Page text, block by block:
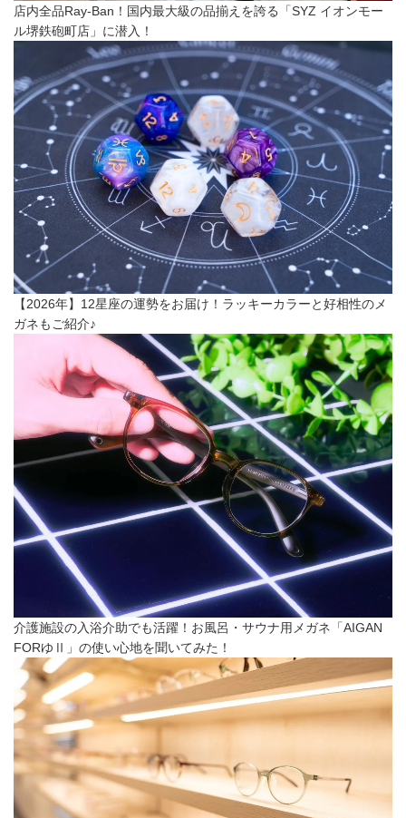
店内全品Ray-Ban！国内最大級の品揃えを誇る「SYZ イオンモー
ル堺鉄砲町店」に潜入！
【2026年】12星座の運勢をお届け！ラッキーカラーと好相性のメ
ガネもご紹介♪
介護施設の入浴介助でも活躍！お風呂・サウナ用メガネ「AIGAN
FORゆⅡ」の使い心地を聞いてみた！